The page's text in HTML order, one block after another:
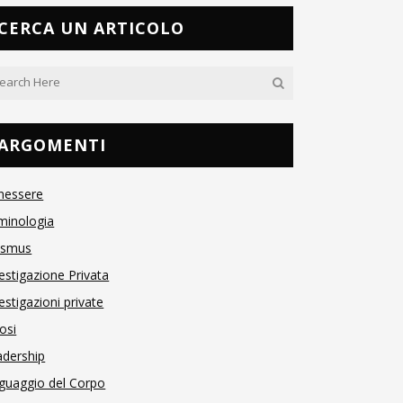
UN ARTICOLO
Privata
private
del Corpo